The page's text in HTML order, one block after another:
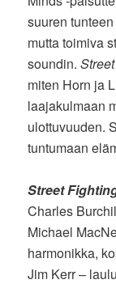
suuren
mutta toimiva
soundin.
miten Horn ja
laajakulmaan
ulottuvuuden.
tuntumaan
Street
Charles
Michael
harmonikka,
Jim Kerr – laulu